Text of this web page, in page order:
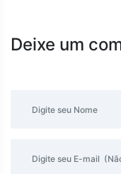
Deixe um